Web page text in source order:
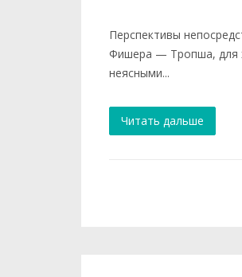
Перспективы
Фишера — Тропша, для
неясными...
Читать дальше